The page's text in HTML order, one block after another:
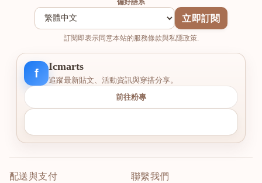
偏好語系
立即訂閱
訂閱即表示同意本站的服務條款與私隱政策.
f
Icmarts
追蹤最新貼文、活動資訊與穿搭分享。
前往粉專
配送與支付 聯繫我們